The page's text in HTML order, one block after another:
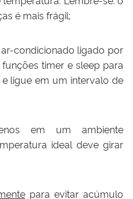
é mais frágil;
condicionado ligado por
timer e sleep para
ligue em um intervalo de
em um ambiente
ideal deve girar
para evitar acúmulo